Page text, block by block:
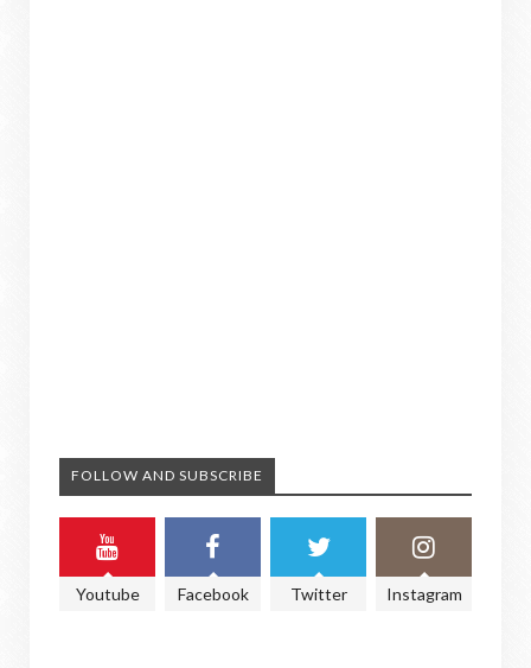
FOLLOW AND SUBSCRIBE
Youtube Facebook Twitter Instagram